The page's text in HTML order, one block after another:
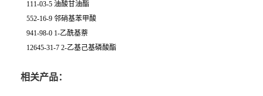
111-03-5 油酸甘油酯
552-16-9 邻硝基苯甲酸
941-98-0 1-乙酰基萘
12645-31-7 2-乙基己基磷酸酯
相关产品：